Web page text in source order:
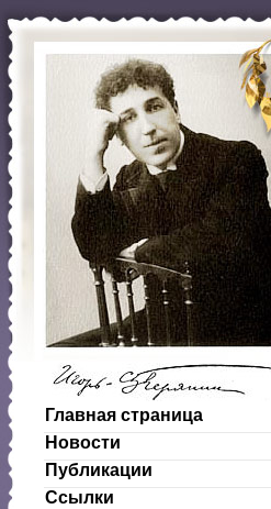
Главная страница
Новости
Публикации
Ссылки